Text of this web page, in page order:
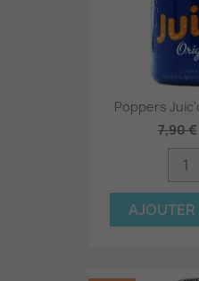
Poppers
7,90 €
AJOUTER